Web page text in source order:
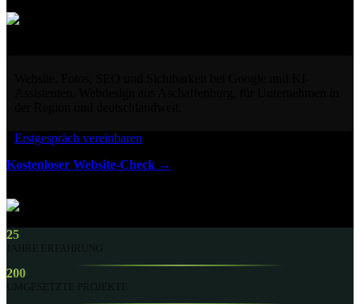
Erstgespräch vereinbaren
Kostenloser Website-Check →
25
200